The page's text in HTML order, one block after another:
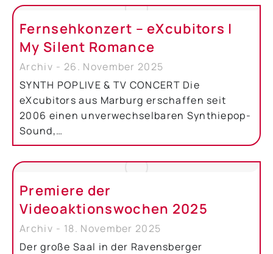
Fernsehkonzert – eXcubitors |
My Silent Romance
Archiv
26. November 2025
SYNTH POPLIVE & TV CONCERT Die
eXcubitors aus Marburg erschaffen seit
2006 einen unverwechselbaren Synthiepop-
Sound,…
Premiere der
Videoaktionswochen 2025
Archiv
18. November 2025
Der große Saal in der Ravensberger